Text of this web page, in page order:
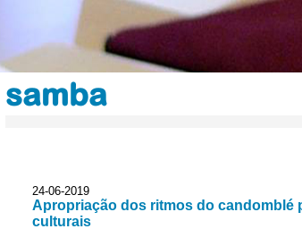
samba
24-06-2019
Apropriação dos ritmos do candomblé
culturais